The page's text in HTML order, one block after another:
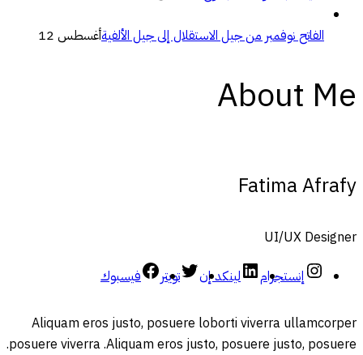
الفاتح نوفمبر من جيل الاستقلال إلى جيل الألفيةأغسطس 12
About Me
Fatima Afrafy
UI/UX Designer
إنستجرام
لينكد إن تويتر فيسبوك
Aliquam eros justo, posuere loborti viverra ullamcorper
posuere viverra .Aliquam eros justo, posuere justo, posuere.